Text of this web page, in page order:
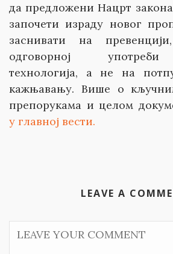
да предложени Нацрт
започети израду новог
заснивати на
одговорној
технологија, а не на
кажњавању. Више о
препорукама и целом
у главној вести.
LEAVE A